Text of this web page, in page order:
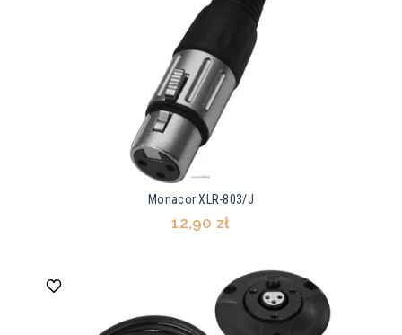
Monacor XLR-803/J
12,90 zł